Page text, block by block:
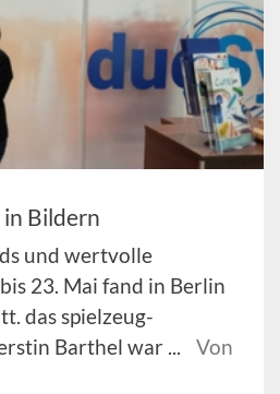
Bildern
und wertvolle
23. Mai fand in Berlin
das spielzeug-
Barthel war ...
Von